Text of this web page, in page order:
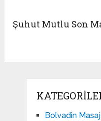
Şuhut Mutlu Son
Bolvadin